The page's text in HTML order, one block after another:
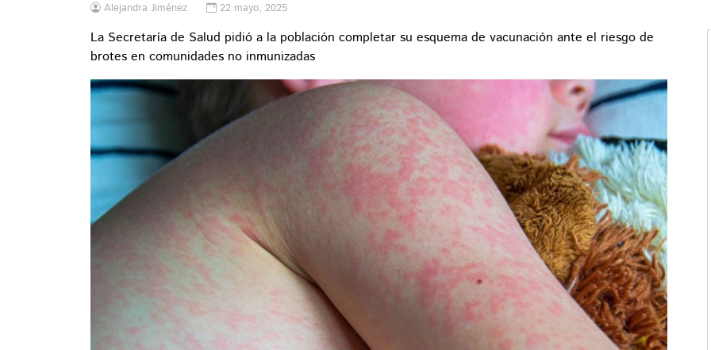
Alejandra Jiménez 22 mayo, 2025
La Secretaría de Salud pidió a la población completar su esquema de vacunación ante el riesgo de
brotes en comunidades no inmunizadas